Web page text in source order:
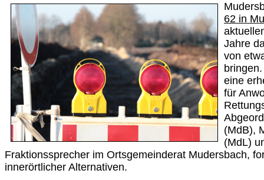
62 in
Jahre
von
eine
für
(MdB),
(MdL)
Fraktionssprecher im Ortsgemeinderat Mudersbach,
innerörtlicher Alternativen.